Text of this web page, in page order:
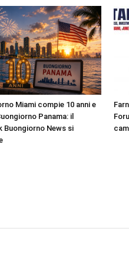
Miami compie 10 anni e
Panama: il
Buongiorno News si